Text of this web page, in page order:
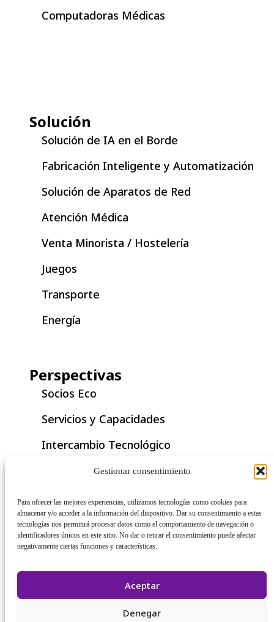
Gestionar consentimiento
Para ofrecer las mejores experiencias, utilizamos tecnologías como cookies para
almacenar y/o acceder a la información del dispositivo. Dar su consentimiento a estas
tecnologías nos permitirá procesar datos como el comportamiento de navegación o
identificadores únicos en este sitio. No dar o retirar el consentimiento puede afectar
negativamente ciertas funciones y características.
Aceptar
Denegar
Computadoras Médicas
Solución
Solución de IA en el Borde
Fabricación Inteligente y Automatización
Solución de Aparatos de Red
Atención Médica
Venta Minorista / Hostelería
Juegos
Transporte
Energía
Perspectivas
Socios Eco
Servicios y Capacidades
Intercambio Tecnológico
Documento Técnico
Historia de Éxito
Nota de Aplicación